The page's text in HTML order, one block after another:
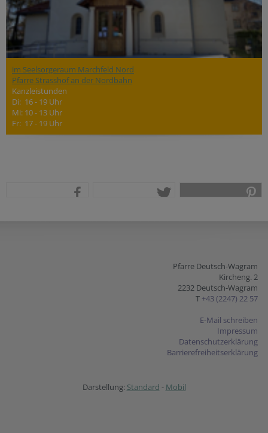
im Seelsorgeraum Marchfeld Nord
Pfarre Strasshof an der Nordbahn
Kanzleistunden
Di: 16 - 19 Uhr
Mi: 10 - 13 Uhr
Fr: 17 - 19 Uhr
Pfarre Deutsch-Wagram
Kircheng. 2
2232 Deutsch-Wagram
T +43 (2247) 22 57
E-Mail schreiben
Impressum
Datenschutzerklärung
Barrierefreiheitserklärung
Darstellung: Standard - Mobil